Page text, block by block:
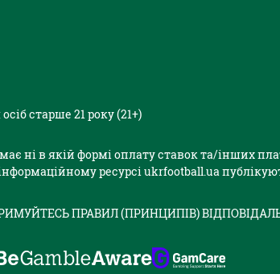
старше 21 року (21+)
ні в якій формі оплату ставок та/інших
ресурсі ukrfootball.ua
ПРАВИЛ (ПРИНЦИПІВ)